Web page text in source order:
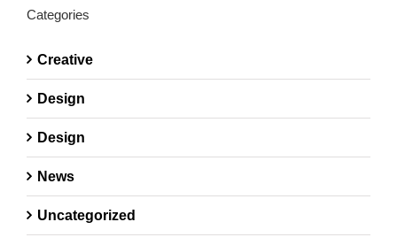
Categories
Creative
Design
Design
News
Uncategorized